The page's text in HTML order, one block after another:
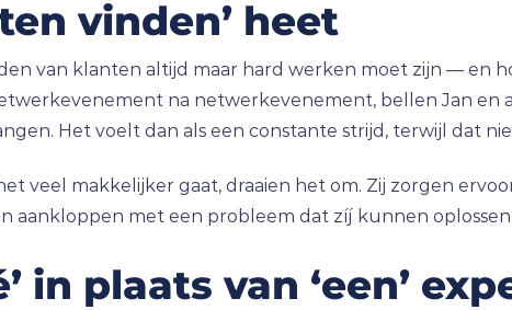
vinden’ heet
van klanten altijd maar hard werken moet zijn — en
na netwerkevenement, bellen Jan en
Het voelt dan als een constante strijd, terwijl dat
veel makkelijker gaat, draaien het om. Zij zorgen
aankloppen met een probleem dat zíj kunnen oplossen.
in plaats van ‘een’